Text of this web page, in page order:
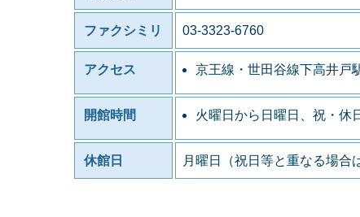
ファクシミリ 03-3323-6760
アクセス 京王線・世田谷線下高井戸
開館時間 火曜日から日曜日、祝・
休館日 月曜日（祝日等と重なる場合